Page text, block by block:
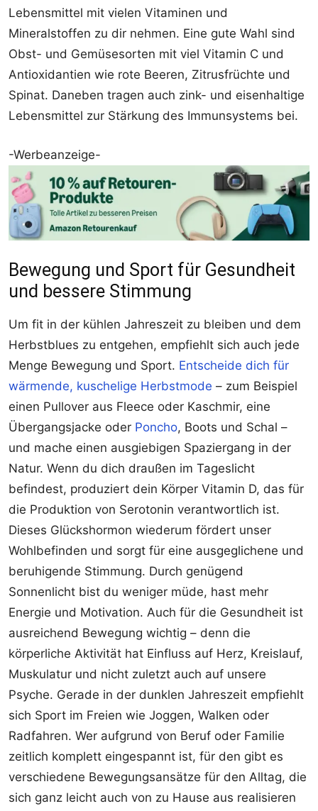
Lebensmittel mit vielen Vitaminen und
Mineralstoffen zu dir nehmen. Eine gute Wahl sind
Obst- und Gemüsesorten mit viel Vitamin C und
Antioxidantien wie rote Beeren, Zitrusfrüchte und
Spinat. Daneben tragen auch zink- und eisenhaltige
Lebensmittel zur Stärkung des Immunsystems bei.
-Werbeanzeige-
Bewegung und Sport für Gesundheit
und bessere Stimmung
Um fit in der kühlen Jahreszeit zu bleiben und dem
Herbstblues zu entgehen, empfiehlt sich auch jede
Menge Bewegung und Sport. Entscheide dich für
wärmende, kuschelige Herbstmode – zum Beispiel
einen Pullover aus Fleece oder Kaschmir, eine
Übergangsjacke oder Poncho, Boots und Schal –
und mache einen ausgiebigen Spaziergang in der
Natur. Wenn du dich draußen im Tageslicht
befindest, produziert dein Körper Vitamin D, das für
die Produktion von Serotonin verantwortlich ist.
Dieses Glückshormon wiederum fördert unser
Wohlbefinden und sorgt für eine ausgeglichene und
beruhigende Stimmung. Durch genügend
Sonnenlicht bist du weniger müde, hast mehr
Energie und Motivation. Auch für die Gesundheit ist
ausreichend Bewegung wichtig – denn die
körperliche Aktivität hat Einfluss auf Herz, Kreislauf,
Muskulatur und nicht zuletzt auch auf unsere
Psyche. Gerade in der dunklen Jahreszeit empfiehlt
sich Sport im Freien wie Joggen, Walken oder
Radfahren. Wer aufgrund von Beruf oder Familie
zeitlich komplett eingespannt ist, für den gibt es
verschiedene Bewegungsansätze für den Alltag, die
sich ganz leicht auch von zu Hause aus realisieren